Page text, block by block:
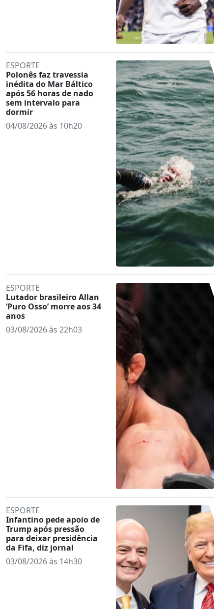
ESPORTE
Polonês faz travessia
inédita do Mar Báltico
após 56 horas de nado
sem intervalo para
dormir
04/08/2026 às 10h20
ESPORTE
Lutador brasileiro Allan
‘Puro Osso’ morre aos 34
anos
03/08/2026 às 22h03
ESPORTE
Infantino pede apoio de
Trump após pressão
para deixar presidência
da Fifa, diz jornal
03/08/2026 às 14h30